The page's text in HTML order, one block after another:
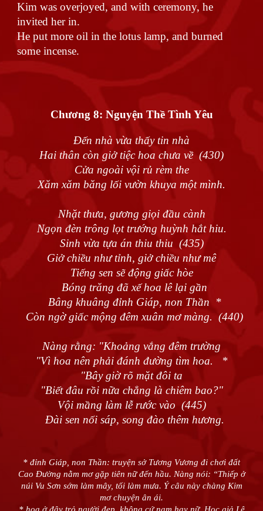
Kim was overjoyed, and with ceremony, he
invited her in.
He put more oil in the lotus lamp, and burned
some incense.
Chương 8: Nguyện Thề Tình Yêu
Đến nhà vừa thấy tin nhà
Hai thân còn giở tiệc hoa chưa về (430)
Cửa ngoài vội rủ rèm the
Xăm xăm băng lối vườn khuya một mình.
Nhặt thưa, gương giọi đầu cành
Ngọn đèn trông lọt trướng huỳnh hắt hiu.
Sinh vừa tựa án thiu thiu (435)
Giở chiều như tỉnh, giở chiều như mê
Tiếng sen sẽ động giấc hòe
Bóng trăng đã xế hoa lê lại gần
Bâng khuâng đỉnh Giáp, non Thần *
Còn ngờ giấc mộng đêm xuân mơ màng. (440)
Nàng rằng: "Khoảng vắng đêm trường
"Vì hoa nên phải đánh đường tìm hoa. *
"Bây giờ rõ mặt đôi ta
"Biết đâu rồi nữa chẳng là chiêm bao?"
Vội mầng làm lễ rước vào (445)
Đài sen nối sáp, song đào thêm hương.
* đỉnh Giáp, non Thần: truyện sở Tương Vương đi chơi đất
Cao Đường nằm mơ gặp tiên nữ đến hầu. Nàng nói: “Thiếp ở
núi Vu Sơn sớm làm mây, tối làm mưa. Ý câu này chàng Kim
mơ chuyện ân ái.